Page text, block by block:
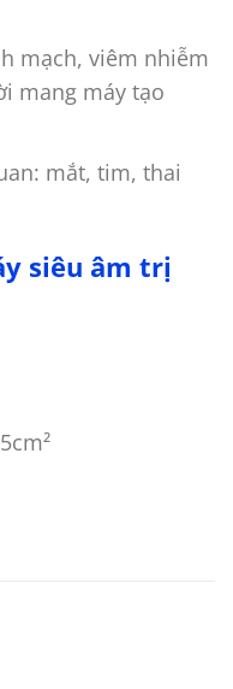
mạch, viêm nhiễm
mang máy tạo
mắt, tim, thai
siêu âm trị